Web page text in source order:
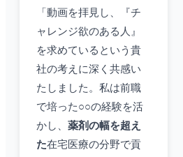
「動画を拝見し、『チ
ャレンジ欲のある人』
を求めているという貴
社の考えに深く共感い
たしました。私は前職
で培った○○の経験を活
かし、 薬剤の幅を超え
た在宅医療の分野で貢